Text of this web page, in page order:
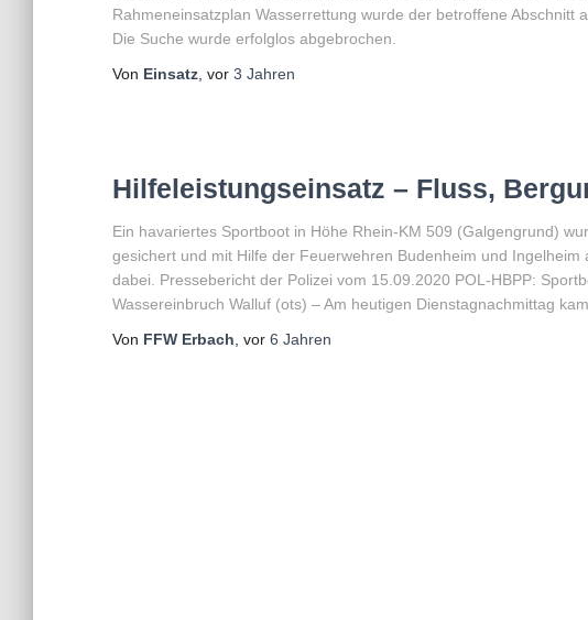
Rahmeneinsatzplan Wasserrettung wurde der betroffene Abschnitt
Die Suche wurde erfolglos abgebrochen.
Von Einsatz , vor 3 Jahren
Hilfeleistungseinsatz – Fluss,
Ein havariertes Sportboot in Höhe Rhein-KM 509 (Galgengrund)
gesichert und mit Hilfe der Feuerwehren Budenheim und
dabei. Pressebericht der Polizei vom 15.09.2020 POL-HBPP:
Wassereinbruch Walluf (ots) – Am heutigen Dienstagnachmittag
Von FFW Erbach , vor 6 Jahren